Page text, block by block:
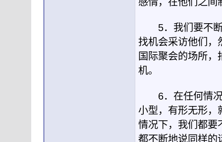
5．我们要不断
找机会采访他们，
国际聚会的场所
机。
6．在任何情况
小型，有形无形，
情况下，我们都要
都不断地说同样的